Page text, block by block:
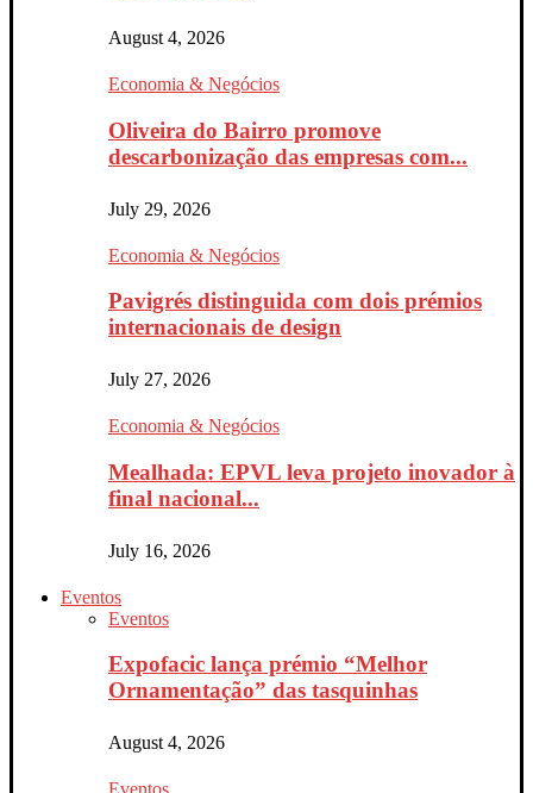
August 4, 2026
Economia & Negócios
Oliveira do Bairro promove
descarbonização das empresas com...
July 29, 2026
Economia & Negócios
Pavigrés distinguida com dois prémios
internacionais de design
July 27, 2026
Economia & Negócios
Mealhada: EPVL leva projeto inovador à
final nacional...
July 16, 2026
Eventos
Eventos
Expofacic lança prémio “Melhor
Ornamentação” das tasquinhas
August 4, 2026
Eventos